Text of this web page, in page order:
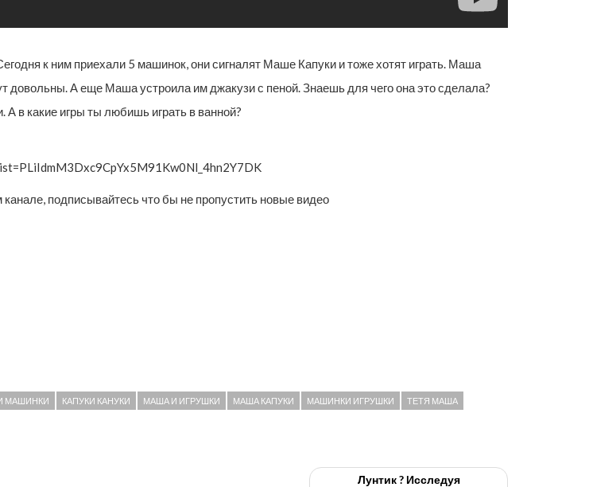
к ним приехали 5 машинок, они сигналят Маше Капуки и тоже хотят играть. Маша
довольны. А еще Маша устроила им джакузи с пеной. Знаешь для чего она это сделала?
А в какие игры ты любишь играть в ванной?
подписывайтесь что бы не пропустить новые видео
МАШИНКИ КАПУКИ КАНУКИ МАША И ИГРУШКИ МАША КАПУКИ МАШИНКИ ИГРУШКИ ТЕТЯ МАША
Лунтик ? Исследуя